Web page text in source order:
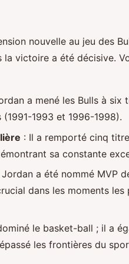
nouvelle au jeu des
la victoire a été décisive.
a mené les Bulls à six
1993 et 1996-1998).
: Il a remporté cinq
sa constante
Jordan a été nommé MVP
dans les moments
le basket-ball ; il a
les frontières du